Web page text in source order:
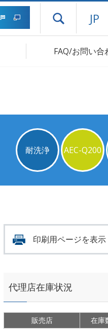
ドロワー
JP
FAQ/お問い合
耐洗浄 AEC-Q200
印刷用ページを表示
代理店在庫状況
販売店 在庫